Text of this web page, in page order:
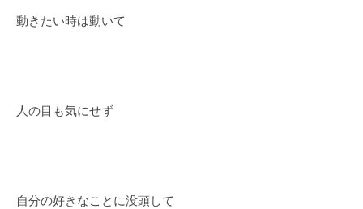
動きたい時は動いて
人の目も気にせず
自分の好きなことに没頭して